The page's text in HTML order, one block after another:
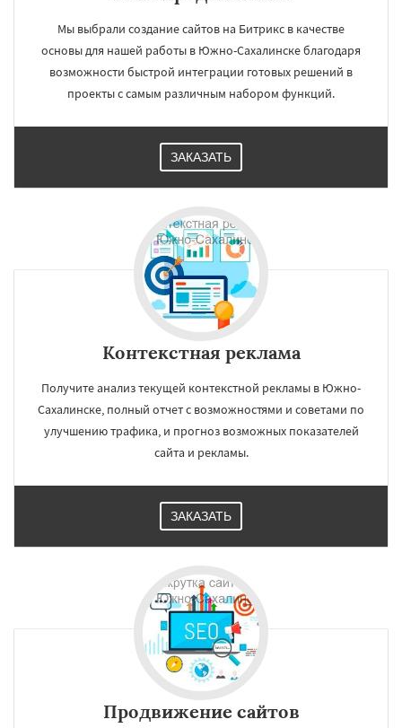
Мы выбрали создание сайтов на Битрикс в качестве
основы для нашей работы в Южно-Сахалинске благодаря
возможности быстрой интеграции готовых решений в
проекты с самым различным набором функций.
ЗАКАЗАТЬ
Контекстная реклама
Получите анализ текущей контекстной рекламы в Южно-
Сахалинске, полный отчет с возможностями и советами по
улучшению трафика, и прогноз возможных показателей
сайта и рекламы.
ЗАКАЗАТЬ
Продвижение сайтов